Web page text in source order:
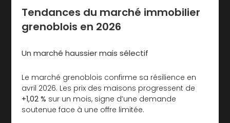
Tendances du marché immobilier
grenoblois en 2026
Un marché haussier mais sélectif
Le marché grenoblois confirme sa résilience en
avril 2026. Les prix des maisons progressent de
+1,02 % sur un mois, signe d’une demande
soutenue face à une offre limitée.